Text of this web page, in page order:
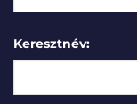
Keresztnév: